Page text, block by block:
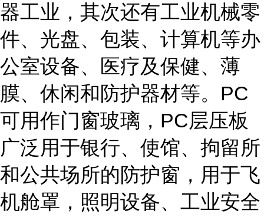
器工业，其次还有工业机械零
件、光盘、包装、计算机等办
公室设备、医疗及保健、薄
膜、休闲和防护器材等。PC
可用作门窗玻璃，PC层压板
广泛用于银行、使馆、拘留所
和公共场所的防护窗，用于飞
机舱罩，照明设备、工业安全